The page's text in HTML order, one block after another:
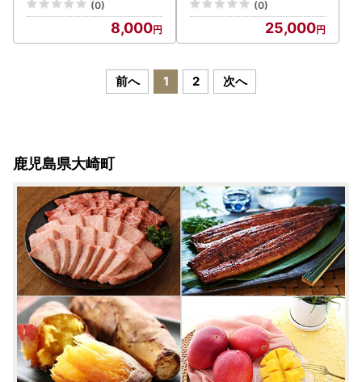
(0)
8,000
(0)
25,000
前へ 1 2 次へ
鹿児島県大崎町